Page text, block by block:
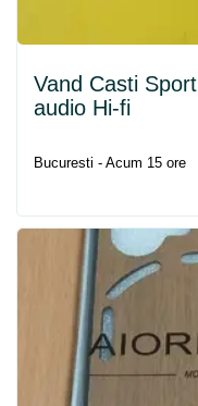
Vand Casti Sport
audio Hi-fi
Bucuresti - Acum 15 ore